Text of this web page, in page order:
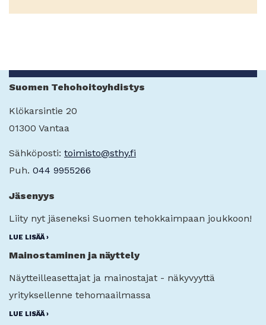
Suomen Tehohoitoyhdistys
Klökarsintie 20
01300 Vantaa
Sähköposti: toimisto@sthy.fi
Puh. 044 9955266
Jäsenyys
Liity nyt jäseneksi Suomen tehokkaimpaan joukkoon!
LUE LISÄÄ ›
Mainostaminen ja näyttely
Näytteilleasettajat ja mainostajat - näkyvyyttä
yrityksellenne tehomaailmassa
LUE LISÄÄ ›